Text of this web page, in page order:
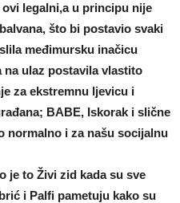
legalni,a u principu nije
što bi postavio svaki
međimursku inačicu
na ulaz postavila vlastito
za ekstremnu ljevicu i
BABE, Iskorak i slične
normalno i za našu socijalnu
je to Živi zid kada su sve
i Palfi pametuju kako su